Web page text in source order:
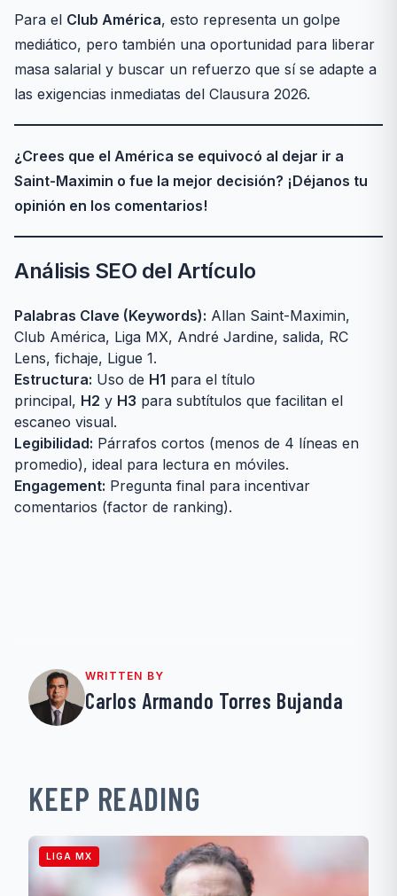
Para el Club América, esto representa un golpe
mediático, pero también una oportunidad para liberar
masa salarial y buscar un refuerzo que sí se adapte a
las exigencias inmediatas del Clausura 2026.
¿Crees que el América se equivocó al dejar ir a
Saint-Maximin o fue la mejor decisión? ¡Déjanos tu
opinión en los comentarios!
Análisis SEO del Artículo
Palabras Clave (Keywords): Allan Saint-Maximin,
Club América, Liga MX, André Jardine, salida, RC
Lens, fichaje, Ligue 1.
Estructura: Uso de H1 para el título
principal, H2 y H3 para subtítulos que facilitan el
escaneo visual.
Legibilidad: Párrafos cortos (menos de 4 líneas en
promedio), ideal para lectura en móviles.
Engagement: Pregunta final para incentivar
comentarios (factor de ranking).
WRITTEN BY
Carlos Armando Torres Bujanda
KEEP READING
LIGA MX